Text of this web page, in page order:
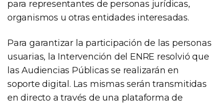
para representantes de personas jurídicas,
organismos u otras entidades interesadas.
Para garantizar la participación de las personas
usuarias, la Intervención del ENRE resolvió que
las Audiencias Públicas se realizarán en
soporte digital. Las mismas serán transmitidas
en directo a través de una plataforma de